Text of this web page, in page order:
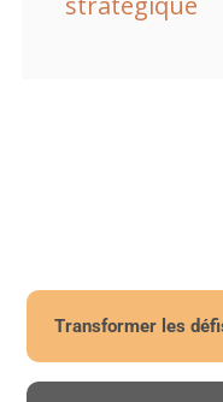
Transformer les